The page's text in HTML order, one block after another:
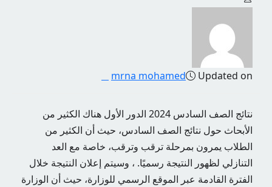
mrna mohamed Updated on
نتائج الصف السادس 2024 الدور الأول هناك الكثير من
الأبحاث حول نتائج الصف السادس، حيث أن الكثير من
الطلاب يمرون بمرحلة ترقب وترقب، خاصة مع العد
التنازلي لظهور النتيجة رسميًا. ، وسيتم إعلان النتيجة خلال
الفترة القادمة عبر الموقع الرسمي للوزارة، حيث أن الوزارة